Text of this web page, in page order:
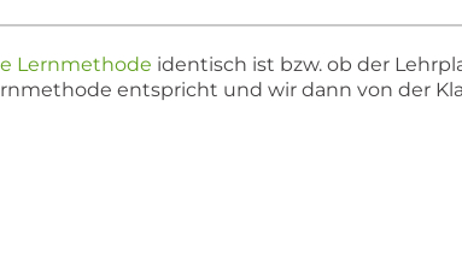
Lernmethode identisch ist bzw. ob der
entspricht und wir dann von der